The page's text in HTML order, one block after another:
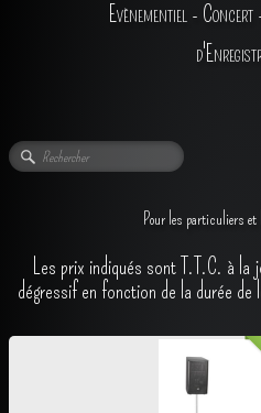
Evènementiel -
LA
LES
Pour les particuliers
Les prix indiqués sont T.T.C. à
dégressif en fonction de la durée de